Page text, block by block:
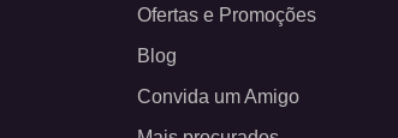
Ofertas e Promoções
Blog
Convida um Amigo